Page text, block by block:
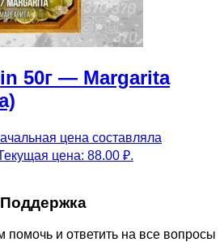
50г — Margarita
цена составляла
цена: 88.00 ₽.
Поддержка
помочь и ответить на все вопросы